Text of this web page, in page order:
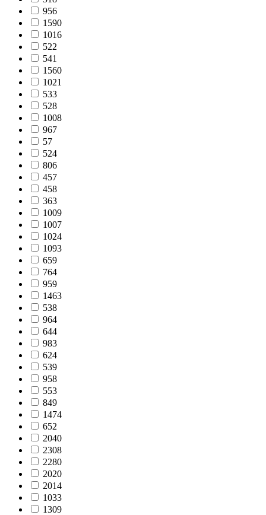
956
1590
1016
522
541
1560
1021
533
528
1008
967
57
524
806
457
458
363
1009
1007
1024
1093
659
764
959
1463
538
964
644
983
624
539
958
553
849
1474
652
2040
2308
2280
2020
2014
1033
1309